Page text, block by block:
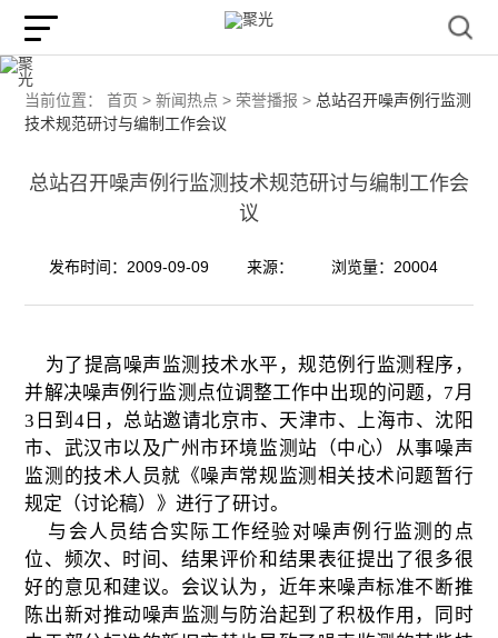
当前位置： 首页 > 新闻热点 > 荣誉播报 > 总站召开噪声例行监测
技术规范研讨与编制工作会议
总站召开噪声例行监测技术规范研讨与编制工作会
议
发布时间：2009-09-09 来源： 浏览量：20004
为了提高噪声监测技术水平，规范例行监测程序，
并解决噪声例行监测点位调整工作中出现的问题， 7月
3 日 到 4日，总站邀请北京市、天津市、上海市、沈阳
市、武汉市以及广州市环境监测站（中心）从事噪声
监测的技术人员就《噪声常规监测相关技术问题暂行
规定（讨论稿）》进行了研讨。
与会人员结合实际工作经验对噪声例行监测的点
位、频次、时间、结果评价和结果表征提出了很多很
好的意见和建议。会议认为，近年来噪声标准不断推
陈出新对推动噪声监测与防治起到了积极作用，同时